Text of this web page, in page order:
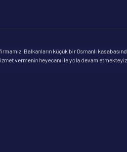
Balkanların küçük bir Osmanlı
vermenin heyecanı ile yola devam